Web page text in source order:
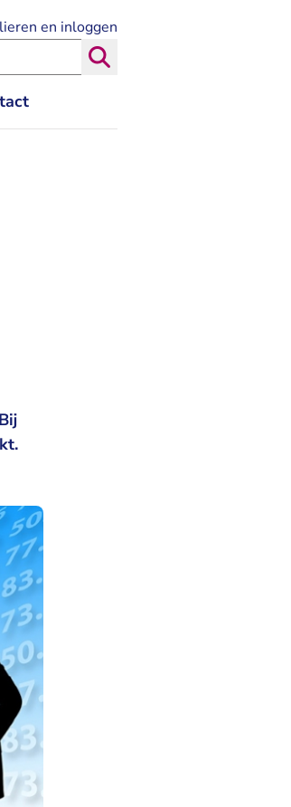
en inloggen